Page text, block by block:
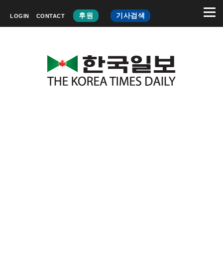
LOGIN CONTACT 후원 기사검색